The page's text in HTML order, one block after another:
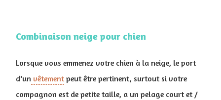
Combinaison neige pour chien
Lorsque vous emmenez votre chien à la neige, le port
d'un vêtement peut être pertinent, surtout si votre
compagnon est de petite taille, a un pelage court et /